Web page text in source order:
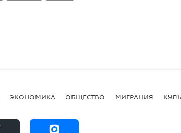
ЭКОНОМИКА ОБЩЕСТВО МИГРАЦИЯ